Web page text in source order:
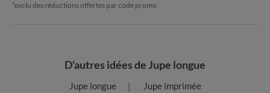
*exclu des réductions offertes par code promo
D'autres idées de Jupe longue
Jupe longue Jupe imprimée